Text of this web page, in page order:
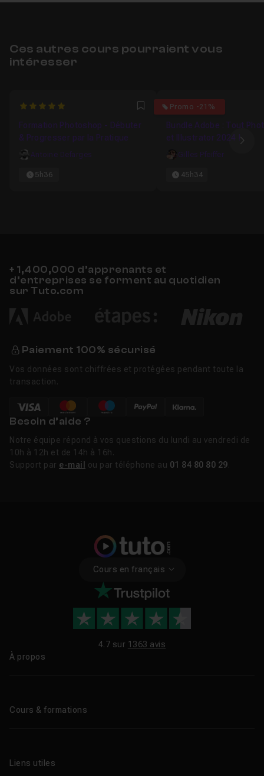
Ces autres cours pourraient vous
intéresser
5 Favori
Formation Photoshop - Débuter
& Progresser par la Pratique
Antoine Defarges
5h36
Promo -21%
5
Bundle Adobe : Tout
et Illustrator 2024 !
Gilles Pfeiffer
45h34
+ 1,400,000 d’apprenants et
d’entreprises se forment au quotidien
sur Tuto.com
Paiement 100% sécurisé
Vos données sont chiffrées et protégées pendant toute la
transaction.
Besoin d’aide ?
Notre équipe répond à vos questions du lundi au vendredi de
10h à 12h et de 14h à 16h.
Support par e-mail ou par téléphone au 01 84 80 80 29
Cours en français
4.7 sur 1363 avis
À propos
Cours & formations
Formations certifiantes
Liens utiles